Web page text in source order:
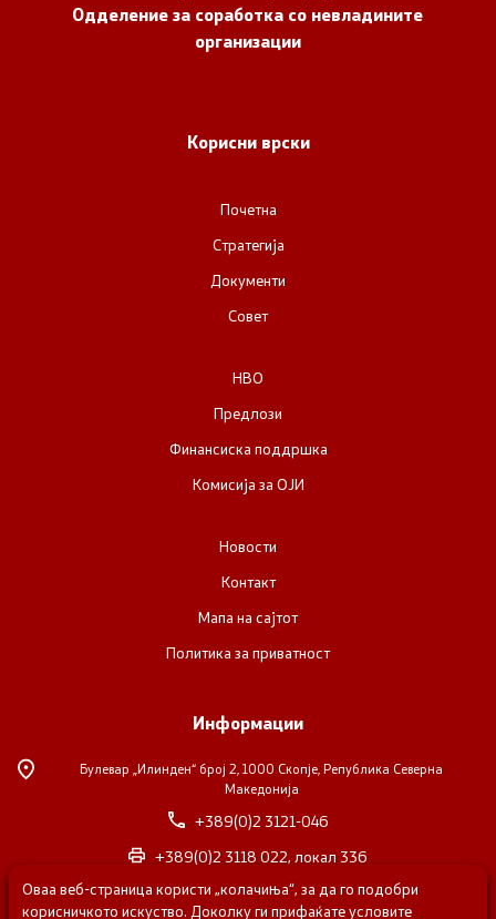
Одделение за соработка со невладините
организации
Корисни врски
Почетна
Стратегија
Документи
Совет
НВО
Предлози
Финансиска поддршка
Комисија за ОЈИ
Новости
Контакт
Мапа на сајтот
Политика за приватност
Информации
Булевар „Илинден“ број 2, 1000 Скопје, Република Северна
Македонија
+389(0)2 3121-046
+389(0)2 3118 022, локал 336
nvosorabotka@gs.gov.mk
Оваа веб-страница користи „колачиња“, за да го подобри
корисничкото искуство. Доколку ги прифаќате условите